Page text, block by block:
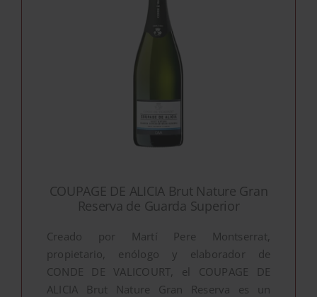
COUPAGE DE ALICIA Brut Nature Gran
Reserva de Guarda Superior
Creado por Martí Pere Montserrat,
propietario, enólogo y elaborador de
CONDE DE VALICOURT, el COUPAGE DE
ALICIA Brut Nature Gran Reserva es un